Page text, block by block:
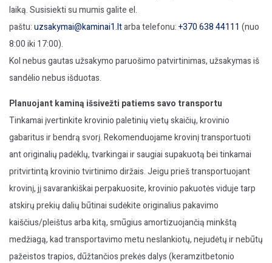
laiką. Susisiekti su mumis galite el.
paštu:uzsakymai@kaminai1.ltarba telefonu:+370 638 44111 (nuo
8:00 iki 17:00).
Kol nebus gautas užsakymo paruošimo patvirtinimas, užsakymas iš
sandėlio nebus išduotas.
Planuojant kaminą išsivežti patiems savo transportu
Tinkamai įvertinkite krovinio paletinių vietų skaičių, krovinio
gabaritus ir bendrą svorį. Rekomenduojame krovinį transportuoti
ant originalių padėklų, tvarkingai ir saugiai supakuotą bei tinkamai
pritvirtintą krovinio tvirtinimo diržais. Jeigu prieš transportuojant
krovinį, jį savarankiškai perpakuosite, krovinio pakuotės viduje tarp
atskirų prekių dalių būtinai sudėkite originalius pakavimo
kaiščius/pleištus arba kitą, smūgius amortizuojančią minkštą
medžiagą, kad transportavimo metu neslankiotų, nejudėtų ir nebūtų
pažeistos trapios, dūžtančios prekės dalys (keramzitbetonio